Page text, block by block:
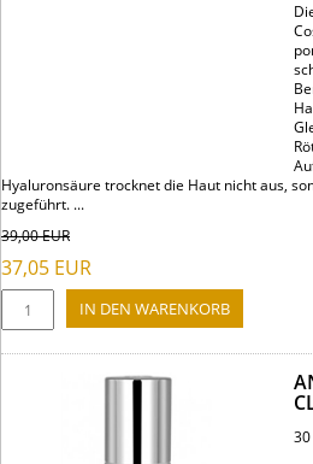
Hyaluronsäure trocknet die Haut nicht aus,
zugeführt. ...
39,00EUR
37,05 EUR